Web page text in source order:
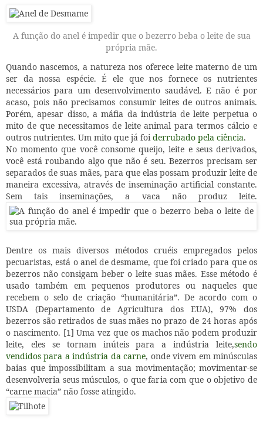
A função do anel é impedir que o bezerro beba o leite de sua
própria mãe.
Quando nascemos, a natureza nos oferece leite materno de um
ser da nossa espécie. É ele que nos fornece os nutrientes
necessários para um desenvolvimento saudável. E não é por
acaso, pois não precisamos consumir leites de outros animais.
Porém, apesar disso, a máfia da indústria de leite perpetua o
mito de que necessitamos de leite animal para termos cálcio e
outros nutrientes. Um mito que já foi derrubado pela ciência.
No momento que você consome queijo, leite e seus derivados,
você está roubando algo que não é seu. Bezerros precisam ser
separados de suas mães, para que elas possam produzir leite de
maneira excessiva, através de inseminação artificial constante.
Sem tais inseminações, a vaca não produz leite.
Dentre os mais diversos métodos cruéis empregados pelos
pecuaristas, está o anel de desmame, que foi criado para que os
bezerros não consigam beber o leite suas mães. Esse método é
usado também em pequenos produtores ou naqueles que
recebem o selo de criação “humanitária”. De acordo com o
USDA (Departamento de Agricultura dos EUA), 97% dos
bezerros são retirados de suas mães no prazo de 24 horas após
o nascimento. [1] Uma vez que os machos não podem produzir
leite, eles se tornam inúteis para a indústria leite,sendo
vendidos para a indústria da carne, onde vivem em minúsculas
baias que impossibilitam a sua movimentação; movimentar-se
desenvolveria seus músculos, o que faria com que o objetivo de
“carne macia” não fosse atingido.